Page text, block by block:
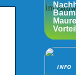
INFO